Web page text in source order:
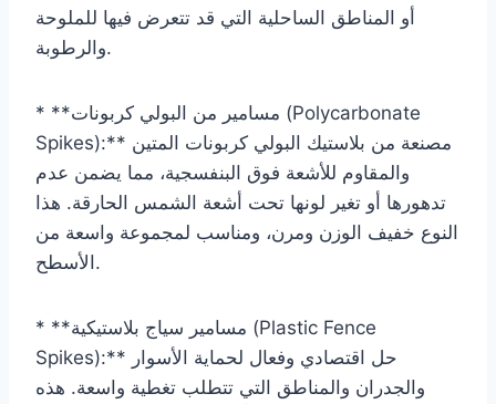
أو المناطق الساحلية التي قد تتعرض فيها للملوحة
والرطوبة.
* **مسامير من البولي كربونات (Polycarbonate
Spikes):** مصنعة من بلاستيك البولي كربونات المتين
والمقاوم للأشعة فوق البنفسجية، مما يضمن عدم
تدهورها أو تغير لونها تحت أشعة الشمس الحارقة. هذا
النوع خفيف الوزن ومرن، ومناسب لمجموعة واسعة من
الأسطح.
* **مسامير سياج بلاستيكية (Plastic Fence
Spikes):** حل اقتصادي وفعال لحماية الأسوار
والجدران والمناطق التي تتطلب تغطية واسعة. هذه